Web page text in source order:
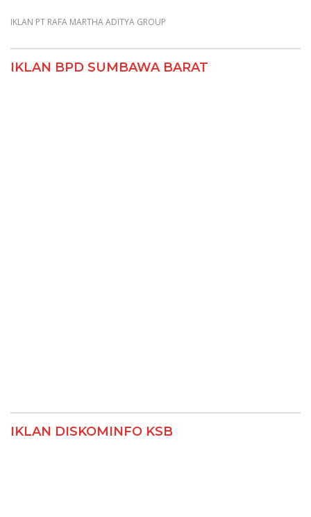
IKLAN PT RAFA MARTHA ADITYA GROUP
IKLAN BPD SUMBAWA BARAT
IKLAN DISKOMINFO KSB